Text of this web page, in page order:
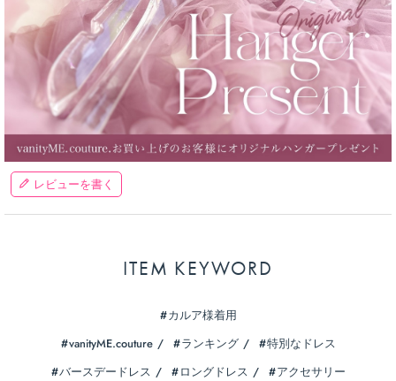
レビューを書く
ITEM KEYWORD
カルア様着用
vanityME.couture
ランキング
特別なドレス
バースデードレス
ロングドレス アクセサリー